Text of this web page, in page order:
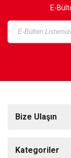
E-
Bize Ulaşın
Kategoriler